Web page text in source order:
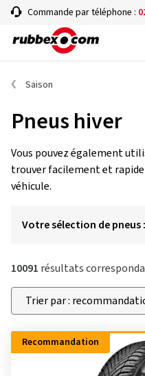
Commande par téléphone :
Saison
Pneus hiver
Vous pouvez également
trouver facilement et
véhicule.
Votre sélection de pneus :
10091 résultats
Recommandation